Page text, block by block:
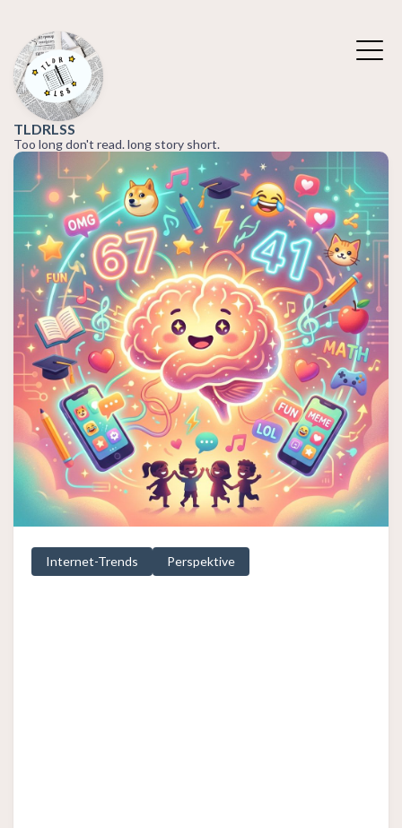
TLDRLSS
Too long don't read. long story short.
Internet-Trends Perspektive